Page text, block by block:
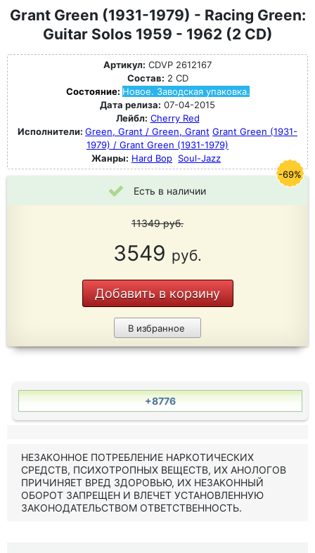
Grant Green (1931-1979) - Racing Green:
Guitar Solos 1959 - 1962 (2 CD)
Артикул: CDVP 2612167
Состав: 2 CD
Состояние: Новое. Заводская упаковка.
Дата релиза: 07-04-2015
Лейбл: Cherry Red
Исполнители: Green, Grant / Green, Grant Grant Green (1931-
1979) / Grant Green (1931-1979)
Жанры: Hard Bop Soul-Jazz
Есть в наличии
11349руб.
3549 руб.
Добавить в корзину
В избранное
-69%
+8776
НЕЗАКОННОЕ ПОТРЕБЛЕНИЕ НАРКОТИЧЕСКИХ
СРЕДСТВ, ПСИХОТРОПНЫХ ВЕЩЕСТВ, ИХ АНОЛОГОВ
ПРИЧИНЯЕТ ВРЕД ЗДОРОВЬЮ, ИХ НЕЗАКОННЫЙ
ОБОРОТ ЗАПРЕЩЕН И ВЛЕЧЕТ УСТАНОВЛЕННУЮ
ЗАКОНОДАТЕЛЬСТВОМ ОТВЕТСТВЕННОСТЬ.